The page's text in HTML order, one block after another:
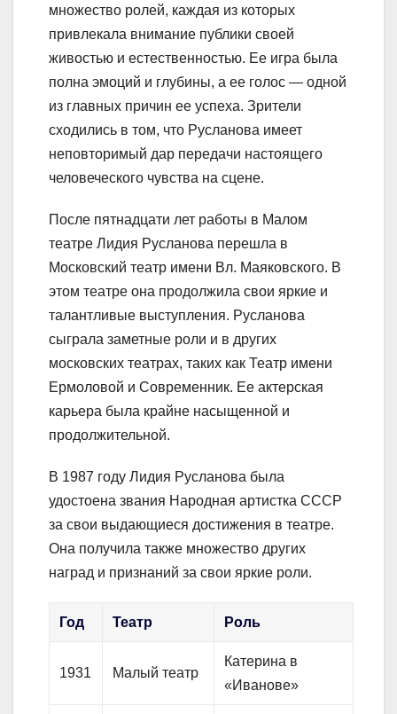
множество ролей, каждая из которых
привлекала внимание публики своей
живостью и естественностью. Ее игра была
полна эмоций и глубины, а ее голос — одной
из главных причин ее успеха. Зрители
сходились в том, что Русланова имеет
неповторимый дар передачи настоящего
человеческого чувства на сцене.
После пятнадцати лет работы в Малом
театре Лидия Русланова перешла в
Московский театр имени Вл. Маяковского. В
этом театре она продолжила свои яркие и
талантливые выступления. Русланова
сыграла заметные роли и в других
московских театрах, таких как Театр имени
Ермоловой и Современник. Ее актерская
карьера была крайне насыщенной и
продолжительной.
В 1987 году Лидия Русланова была
удостоена звания Народная артистка СССР
за свои выдающиеся достижения в театре.
Она получила также множество других
наград и признаний за свои яркие роли.
Год Театр Роль
1931 Малый театр
Катерина в
«Иванове»